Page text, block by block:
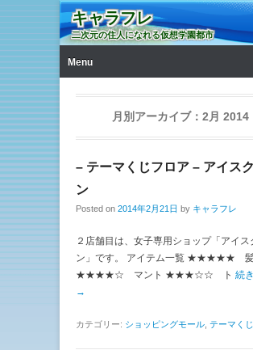
キャラフレ
二次元の住人になれる仮想学園都市
Menu
月別アーカイブ： 2月 2014
– テーマくじフロア – アイス
ン
Posted on 2014年2月21日 by キャラフレ
２店舗目は、女子専用ショップ「アイス
ン」です。 アイテム一覧 ★★★★★
★★★★☆ マント ★★★☆☆ ト 続
→
カテゴリー: ショッピングモール テーマくじ